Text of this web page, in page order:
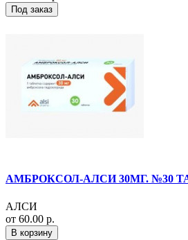
Под заказ
АМБРОКСОЛ-АЛСИ 30МГ. №30
АЛСИ
от 60.00 р.
В корзину